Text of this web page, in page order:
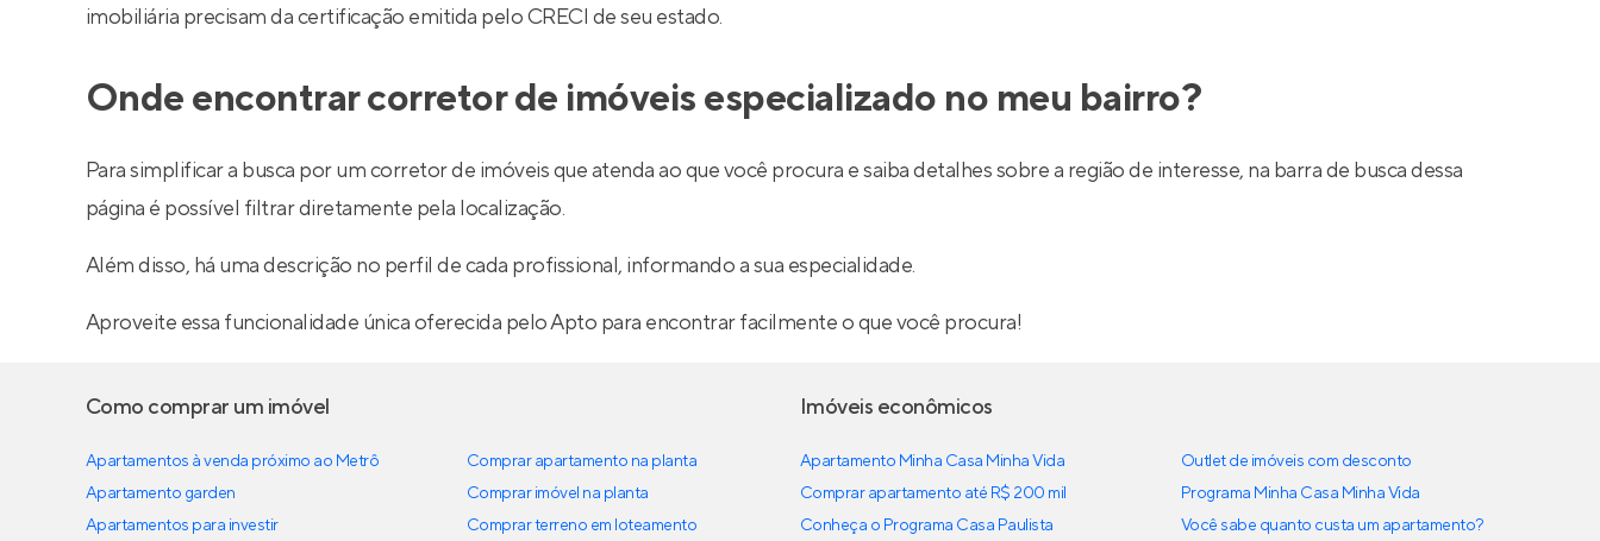
imobiliária precisam da certificação emitida pelo CRECI de seu estado.
Onde encontrar corretor de imóveis especializado no meu bairro?
Para simplificar a busca por um corretor de imóveis que atenda ao que você procura e saiba detalhes sobre a região de interesse, na barra de busca dessa
página é possível filtrar diretamente pela localização.
Além disso, há uma descrição no perfil de cada profissional, informando a sua especialidade.
Aproveite essa funcionalidade única oferecida pelo Apto para encontrar facilmente o que você procura!
Como comprar um imóvel
Apartamentos à venda próximo ao Metrô
Apartamento garden
Apartamentos para investir
Comprar apartamento na planta
Comprar imóvel na planta
Comprar terreno em loteamento
Imóveis econômicos
Apartamento Minha Casa Minha Vida
Comprar apartamento até R$ 200 mil
Conheça o Programa Casa Paulista
Outlet de imóveis com desconto
Programa Minha Casa Minha Vida
Você sabe quanto custa um apartamento?